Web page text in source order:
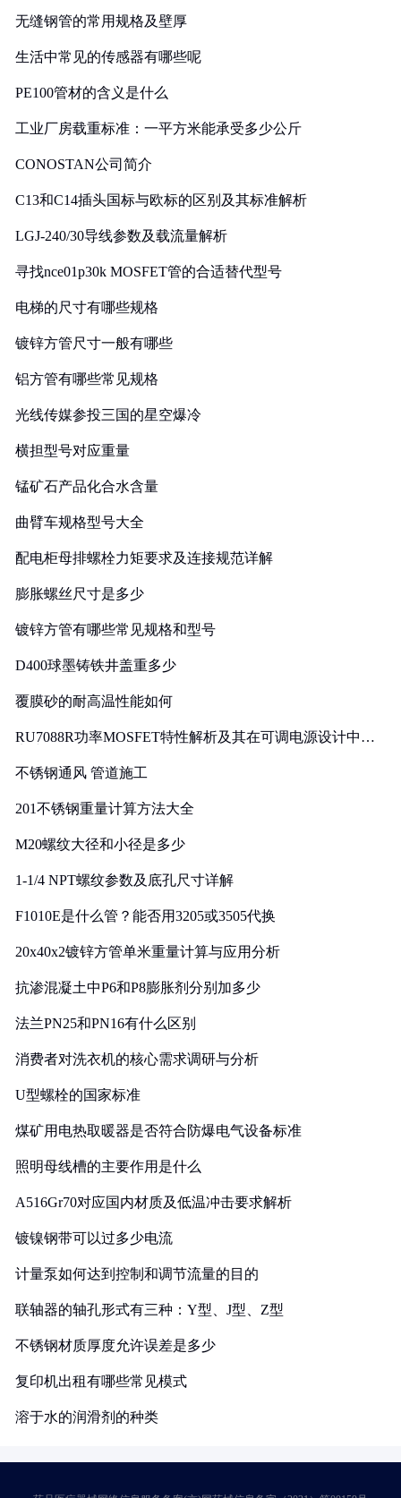
无缝钢管的常用规格及壁厚
生活中常见的传感器有哪些呢
PE100管材的含义是什么
工业厂房载重标准：一平方米能承受多少公斤
CONOSTAN公司简介
C13和C14插头国标与欧标的区别及其标准解析
LGJ-240/30导线参数及载流量解析
寻找nce01p30k MOSFET管的合适替代型号
电梯的尺寸有哪些规格
镀锌方管尺寸一般有哪些
铝方管有哪些常见规格
光线传媒参投三国的星空爆冷
横担型号对应重量
锰矿石产品化合水含量
曲臂车规格型号大全
配电柜母排螺栓力矩要求及连接规范详解
膨胀螺丝尺寸是多少
镀锌方管有哪些常见规格和型号
D400球墨铸铁井盖重多少
覆膜砂的耐高温性能如何
RU7088R功率MOSFET特性解析及其在可调电源设计中的
不锈钢通风 管道施工
201不锈钢重量计算方法大全
M20螺纹大径和小径是多少
1-1/4 NPT螺纹参数及底孔尺寸详解
F1010E是什么管？能否用3205或3505代换
20x40x2镀锌方管单米重量计算与应用分析
抗渗混凝土中P6和P8膨胀剂分别加多少
法兰PN25和PN16有什么区别
消费者对洗衣机的核心需求调研与分析
U型螺栓的国家标准
煤矿用电热取暖器是否符合防爆电气设备标准
照明母线槽的主要作用是什么
A516Gr70对应国内材质及低温冲击要求解析
镀镍钢带可以过多少电流
计量泵如何达到控制和调节流量的目的
联轴器的轴孔形式有三种：Y型、J型、Z型
不锈钢材质厚度允许误差是多少
复印机出租有哪些常见模式
溶于水的润滑剂的种类